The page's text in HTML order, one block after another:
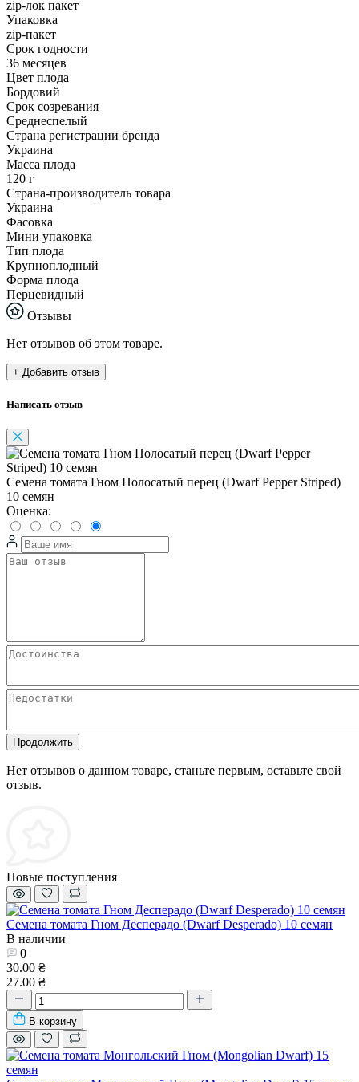
zip-лок пакет
Упаковка
zip-пакет
Срок годности
36 месяцев
Цвет плода
Бордовий
Срок созревания
Среднеспелый
Страна регистрации бренда
Украина
Масса плода
120 г
Страна-производитель товара
Украина
Фасовка
Мини упаковка
Тип плода
Крупноплодный
Форма плода
Перцевидный
Отзывы
Нет отзывов об этом товаре.
+ Добавить отзыв
Написать отзыв
Семена томата Гном Полосатый перец (Dwarf Pepper Striped)
10 семян
Оценка:
Продолжить
Нет отзывов о данном товаре, станьте первым, оставьте свой
отзыв.
Новые поступления
Семена томата Гном Десперадо (Dwarf Desperado) 10 семян
В наличии
0
30.00 ₴
27.00 ₴
В корзину